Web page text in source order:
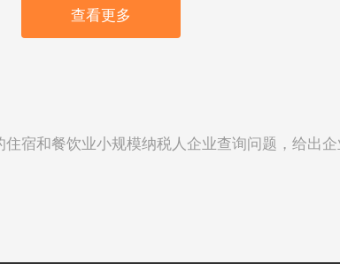
查看更多
宿和餐饮业小规模纳税人企业查询问题，给出